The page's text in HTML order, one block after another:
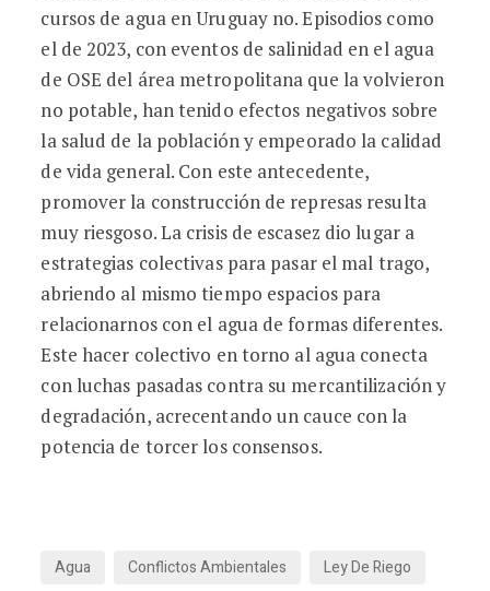
cursos de agua en Uruguay no. Episodios como
el de 2023, con eventos de salinidad en el agua
de OSE del área metropolitana que la volvieron
no potable, han tenido efectos negativos sobre
la salud de la población y empeorado la calidad
de vida general. Con este antecedente,
promover la construcción de represas resulta
muy riesgoso. La crisis de escasez dio lugar a
estrategias colectivas para pasar el mal trago,
abriendo al mismo tiempo espacios para
relacionarnos con el agua de formas diferentes.
Este hacer colectivo en torno al agua conecta
con luchas pasadas contra su mercantilización y
degradación, acrecentando un cauce con la
potencia de torcer los consensos.
Agua Conflictos Ambientales Ley De Riego